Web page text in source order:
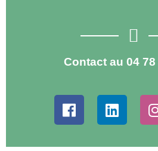
Contact au 04 78